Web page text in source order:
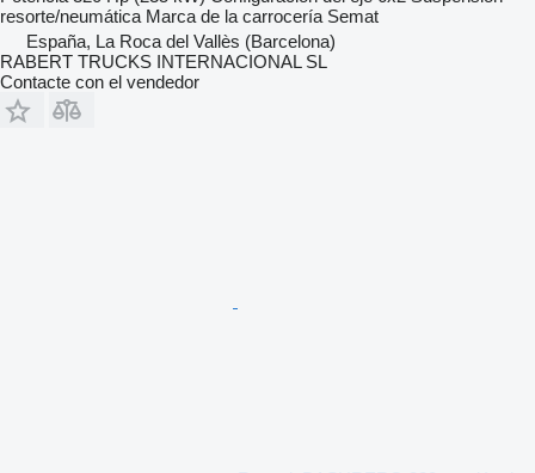
resorte/neumática Marca de la carrocería Semat
España, La Roca del Vallès (Barcelona)
RABERT TRUCKS INTERNACIONAL SL
Contacte con el vendedor